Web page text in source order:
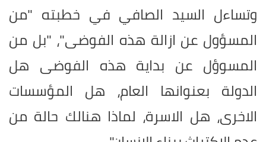
وتساءل السيد الصافي في خطبته "من
المسؤول عن ازالة هذه الفوضى"، "بل من
المسوؤل عن بداية هذه الفوضى هل
الدولة بعنوانها العام، هل المؤسسات
الاخرى، هل الاسرة، لماذا هنالك حالة من